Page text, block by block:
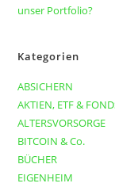
unser Portfolio?
Kategorien
ABSICHERN
AKTIEN, ETF &
ALTERSVORSORGE
BITCOIN & Co.
BÜCHER
EIGENHEIM